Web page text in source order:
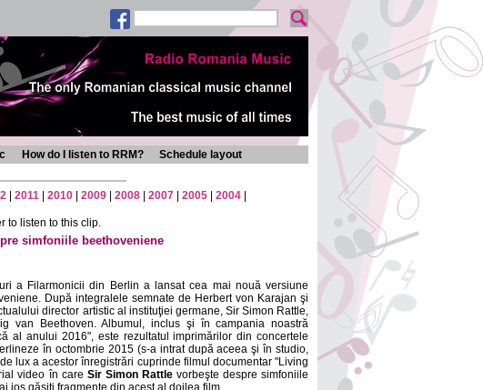
How do I listen to RRM? Schedule layout
2011 2010 2009 2008 2007 2005 2004
to listen to this clip.
simfoniile beethoveniene
a Filarmonicii din Berlin a lansat cea mai nouă versiune
După integralele semnate de Herbert von Karajan şi
director artistic al instituţiei germane, Sir Simon Rattle,
van Beethoven. Albumul, inclus şi în campania noastră
al anului 2016", este rezultatul imprimărilor din concertele
în octombrie 2015 (s-a intrat după aceea şi în studio,
lux a acestor înregistrări cuprinde filmul documentar "Living
video în care Sir Simon Rattle vorbeşte despre simfoniile
jos găsiţi fragmente din acest al doilea film.